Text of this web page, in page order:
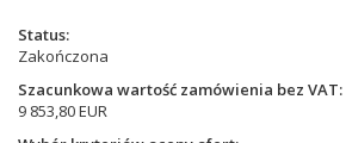
Status
Zakończona
Szacunkowa wartość zamówienia bez VAT
9 853,80 EUR